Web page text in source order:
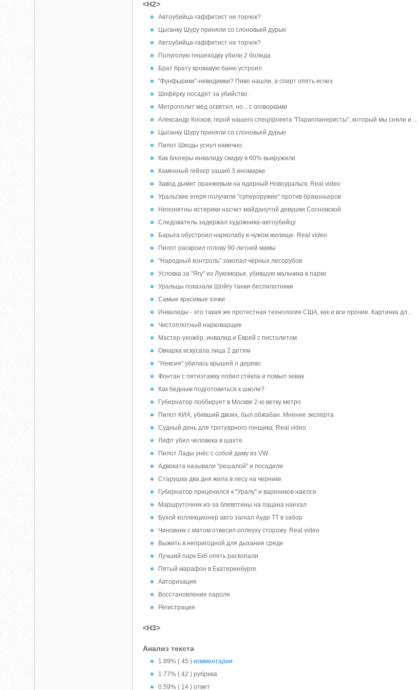
<H2>
Автоубийца-гаффитист не торчок?
Цыганку Шуру приняли со слоновьей дурью
Автоубийца-гаффитист не торчок?
Полуголую пешеходку убили 2 болида
Брат брату кровавую баню устроил
"Фунфырики"-невидимки? Пиво нашли, а спирт опять исчез
Шофёрку посадят за убийство.
Митрополит мёд освятил, но... с оговорками
Александр Косков, герой нашего спецпроекта "Парапланеристы", который мы сняли и ...
Цыганку Шуру приняли со слоновьей дурью
Пилот Шкоды уснул навечно.
Как блогеры инвалиду скидку в 60% выкружили
Каменный гейзер зашиб 3 иномарки
Завод дымит оранжевым на ядерный Новоуральск. Real video
Уральские егеря получили "супероружие" против браконьеров
‪Непонятны истерики насчет майданутой девушки Сосновской.
Следователь задержал художника-автоубийцу
Барыга обустроил нарколабу в чужом жилище. Real video
Пилот раскроил голову 90-летней мамы
"Народный контроль" закопал чёрных лесорубов
Условка за "Ягу" из Лукоморья, убившую мальчика в парке
Уральцы показали Шойгу танки-беспилотники
Самые красивые зэчки
Инвалиды - это такая же протестная технология США, как и все прочие. Картинка дл...
Чистоплотный нарковарщик
Мастер-ухожёр, инвалид и Еврей с пистолетом
Овчарка искусала лица 2 детям
"Нексия" убилась крышей о дерево
Фонтан с пятиэтажку побил стёкла и помыл зевак
Как бедным подготовиться к школе?
Губернатор лоббирует в Москве 2-ю ветку метро
Пилот КИА, убивший двоих, был обжабан. Мнение эксперта
Судный день для тротуарного гонщика. Real video
Лифт убил человека в шахте.
Пилот Лады унёс с собой даму из VW.
Адвоката называли "решалой" и посадили
Старушка два дня жила в лесу на чернике.
Губернатор приценился к "Уралу" и вареников наелся
Маршруточник из-за блевотины на пацана наехал
Бухой коллекционер авто загнал Ауди ТТ в забор
Чиновник с матом отвесил оплеуху сторожу. Real video
Выжить в непригодной для дыхания среде
Лучший парк Екб опять раскопали
Пятый марафон в Екатеринбурге.
Авторизация
Восстановление пароля
Регистрация
<H3>
Анализ текста
1.89% ( 45 )комментарии
1.77% ( 42 ) рубрика
0.59% ( 14 ) ответ